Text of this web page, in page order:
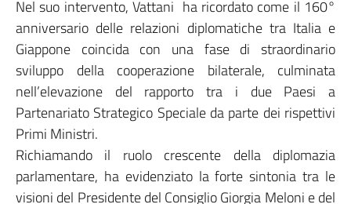
Nel suo intervento, Vattani ha ricordato come il 160°
anniversario delle relazioni diplomatiche tra Italia e
Giappone coincida con una fase di straordinario
sviluppo della cooperazione bilaterale, culminata
nell’elevazione del rapporto tra i due Paesi a
Partenariato Strategico Speciale da parte dei rispettivi
Primi Ministri.
Richiamando il ruolo crescente della diplomazia
parlamentare, ha evidenziato la forte sintonia tra le
visioni del Presidente del Consiglio Giorgia Meloni e del